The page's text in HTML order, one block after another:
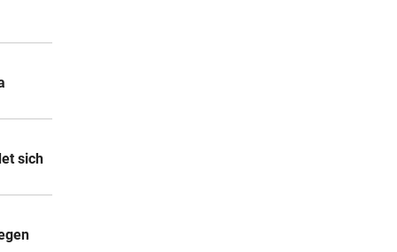
sich